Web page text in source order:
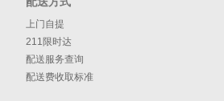
上门自提
211限时达
配送服务查询
配送费收取标准